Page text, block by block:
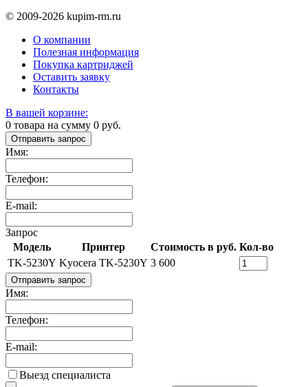
© 2009-2026 kupim-rm.ru
О компании
Полезная информация
Покупка картриджей
Оставить заявку
Контакты
В вашей корзине:
0 товара на сумму 0 руб.
Отправить запрос
Имя:
Телефон:
E-mail:
Запрос
Модель
Принтер Стоимость в руб. Кол-во
TK-5230Y Kyocera TK-5230Y 3 600
Отправить запрос
Имя:
Телефон:
E-mail:
Выезд специалиста